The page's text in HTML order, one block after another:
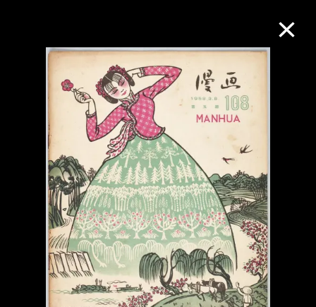
M+藏品
进一步筛选
关于M+藏品
探索世界顶级的二十及二十一世纪视觉
文化藏品。